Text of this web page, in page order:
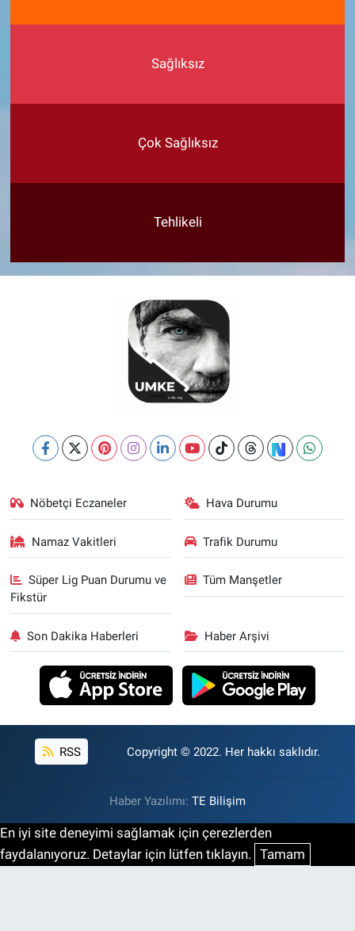
Sağlıksız
Çok Sağlıksız
Tehlikeli
Nöbetçi Eczaneler Hava Durumu
Namaz Vakitleri Trafik Durumu
Süper Lig Puan Durumu ve
Fikstür
Tüm Manşetler
Son Dakika Haberleri Haber Arşivi
RSS Copyright © 2022. Her hakkı saklıdır.
Haber Yazılımı: TE Bilişim
En iyi site deneyimi sağlamak için çerezlerden
faydalanıyoruz. Detaylar için lütfen tıklayın. Tamam